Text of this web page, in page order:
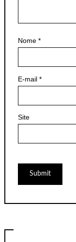
Nome *
E-mail *
Site